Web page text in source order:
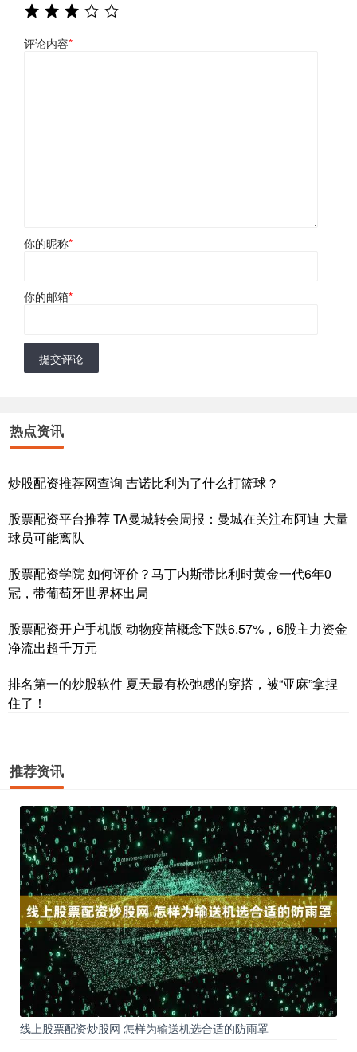
评论内容*
你的昵称*
你的邮箱*
提交评论
热点资讯
炒股配资推荐网查询 吉诺比利为了什么打篮球？
股票配资平台推荐 TA曼城转会周报：曼城在关注布阿迪 大量
球员可能离队
股票配资学院 如何评价？马丁内斯带比利时黄金一代6年0
冠，带葡萄牙世界杯出局
股票配资开户手机版 动物疫苗概念下跌6.57%，6股主力资金
净流出超千万元
排名第一的炒股软件 夏天最有松弛感的穿搭，被“亚麻”拿捏
住了！
推荐资讯
线上股票配资炒股网 怎样为输送机选合适的防雨罩